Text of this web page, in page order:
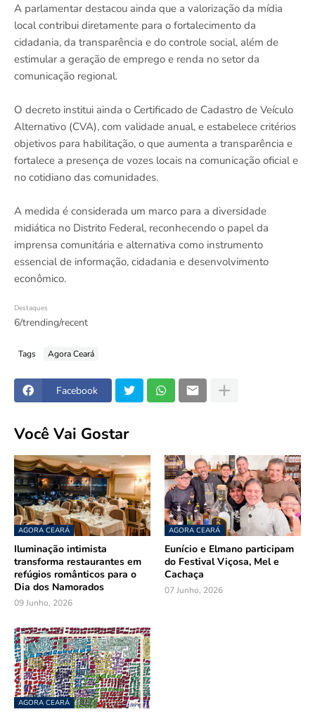
A parlamentar destacou ainda que a valorização da mídia
local contribui diretamente para o fortalecimento da
cidadania, da transparência e do controle social, além de
estimular a geração de emprego e renda no setor da
comunicação regional.
O decreto institui ainda o Certificado de Cadastro de Veículo
Alternativo (CVA), com validade anual, e estabelece critérios
objetivos para habilitação, o que aumenta a transparência e
fortalece a presença de vozes locais na comunicação oficial e
no cotidiano das comunidades.
A medida é considerada um marco para a diversidade
midiática no Distrito Federal, reconhecendo o papel da
imprensa comunitária e alternativa como instrumento
essencial de informação, cidadania e desenvolvimento
econômico.
Destaques
6/trending/recent
Tags Agora Ceará
Facebook
Você Vai Gostar
AGORA CEARÁ
Iluminação intimista
transforma restaurantes em
refúgios românticos para o
Dia dos Namorados
09 Junho, 2026
AGORA CEARÁ
Eunício e Elmano participam
do Festival Viçosa, Mel e
Cachaça
07 Junho, 2026
AGORA CEARÁ